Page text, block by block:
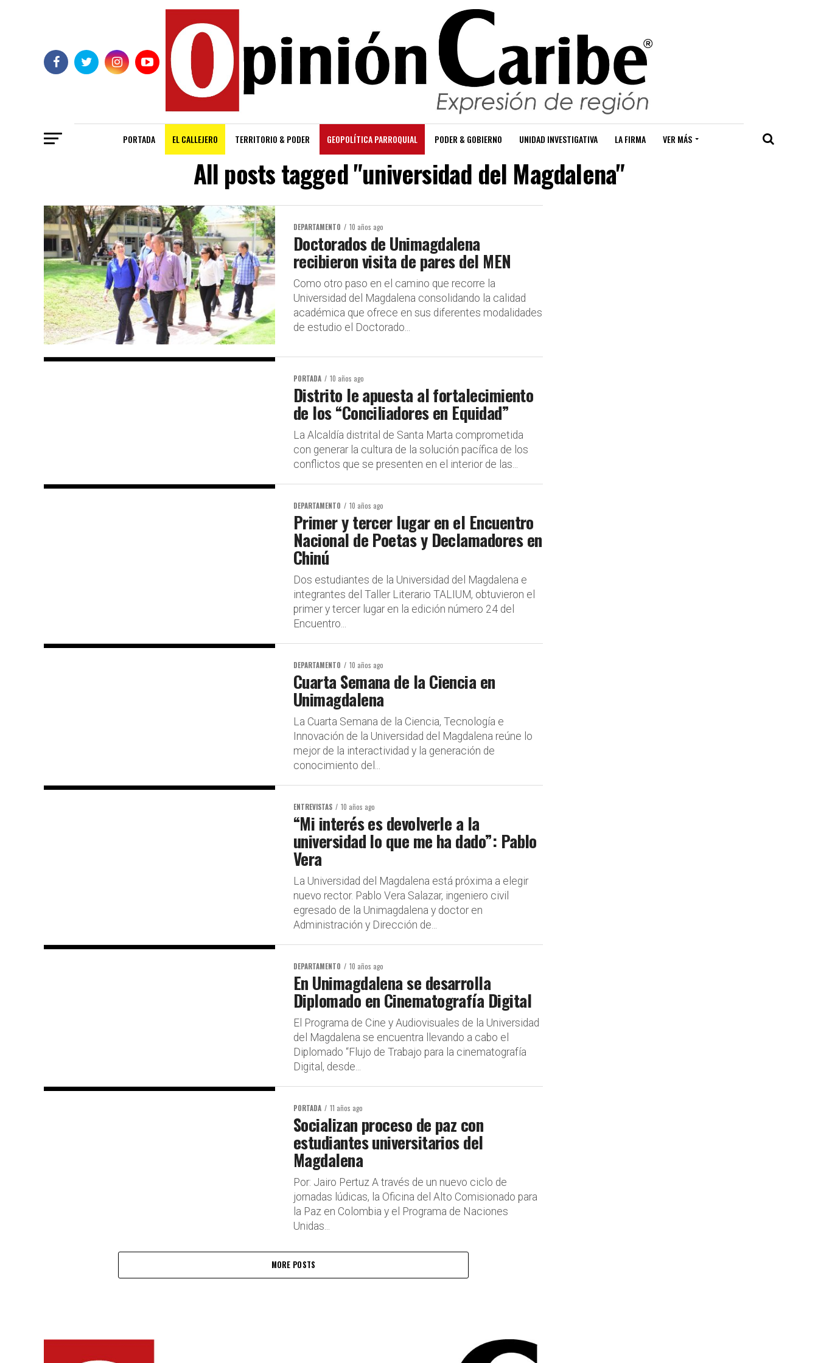
PORTADA EL CALLEJERO TERRITORIO & PODER GEOPOLÍTICA PARROQUIAL PODER & GOBIERNO UNIDAD INVESTIGATIVA LA FIRMA VER MÁS
All posts tagged "universidad del Magdalena"
DEPARTAMENTO 10 años ago
Doctorados de Unimagdalena
recibieron visita de pares del MEN
Como otro paso en el camino que recorre la
Universidad del Magdalena consolidando la calidad
académica que ofrece en sus diferentes modalidades
de estudio el Doctorado...
PORTADA 10 años ago
Distrito le apuesta al fortalecimiento
de los “Conciliadores en Equidad”
La Alcaldía distrital de Santa Marta comprometida
con generar la cultura de la solución pacífica de los
conflictos que se presenten en el interior de las...
DEPARTAMENTO 10 años ago
Primer y tercer lugar en el Encuentro
Nacional de Poetas y Declamadores en
Chinú
Dos estudiantes de la Universidad del Magdalena e
integrantes del Taller Literario TALIUM, obtuvieron el
primer y tercer lugar en la edición número 24 del
Encuentro...
DEPARTAMENTO 10 años ago
Cuarta Semana de la Ciencia en
Unimagdalena
La Cuarta Semana de la Ciencia, Tecnología e
Innovación de la Universidad del Magdalena reúne lo
mejor de la interactividad y la generación de
conocimiento del...
ENTREVISTAS 10 años ago
“Mi interés es devolverle a la
universidad lo que me ha dado”: Pablo
Vera
La Universidad del Magdalena está próxima a elegir
nuevo rector. Pablo Vera Salazar, ingeniero civil
egresado de la Unimagdalena y doctor en
Administración y Dirección de...
DEPARTAMENTO 10 años ago
En Unimagdalena se desarrolla
Diplomado en Cinematografía Digital
El Programa de Cine y Audiovisuales de la Universidad
del Magdalena se encuentra llevando a cabo el
Diplomado “Flujo de Trabajo para la cinematografía
Digital, desde...
PORTADA 11 años ago
Socializan proceso de paz con
estudiantes universitarios del
Magdalena
Por: Jairo Pertuz A través de un nuevo ciclo de
jornadas lúdicas, la Oficina del Alto Comisionado para
la Paz en Colombia y el Programa de Naciones
Unidas...
MORE POSTS